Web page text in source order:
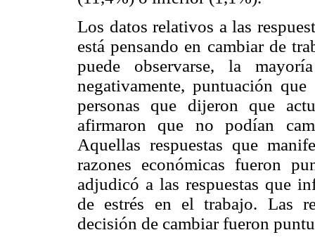
Los datos relativos a las
está pensando en cambiar de
puede observarse, la
negativamente, puntuación
personas que dijeron que
afirmaron que no podían
Aquellas respuestas que
razones económicas fueron
adjudicó a las respuestas que
de estrés en el trabajo. Las
decisión de cambiar fueron